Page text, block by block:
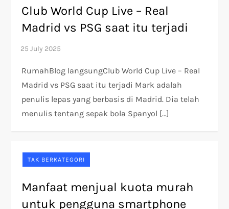
Club World Cup Live – Real
Madrid vs PSG saat itu terjadi
RumahBlog langsungClub World Cup Live – Real
Madrid vs PSG saat itu terjadi Mark adalah
penulis lepas yang berbasis di Madrid. Dia telah
menulis tentang sepak bola Spanyol […]
TAK BERKATEGORI
Manfaat menjual kuota murah
untuk pengguna smartphone